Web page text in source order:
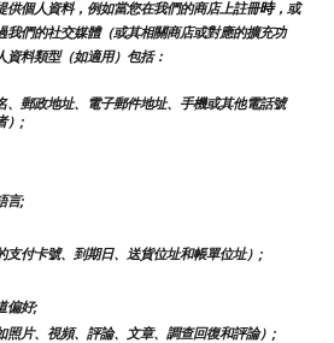
供個人資料，例如當您在我們的商店上註冊時，或
我們的社交媒體（或其相關商店或對應的擴充功
資料類型（如適用）包括：
、郵政地址、電子郵件地址、手機或其他電話號
）;
言;
支付卡號、到期日、送貨位址和帳單位址）;
偏好;
照片、視頻、評論、文章、調查回復和評論）;